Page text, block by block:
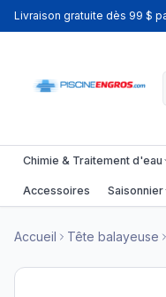
Livraison gratuite dès 99 $
Chimie & Traitement d'eau
Accessoires Saisonnier
Accueil Tête balayeuse